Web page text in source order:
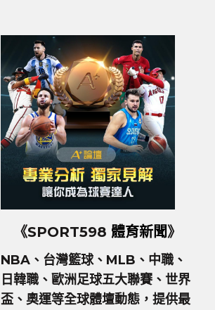
《SPORT598 體育新聞》
NBA、台灣籃球、MLB、中職、
日韓職、歐洲足球五大聯賽、世界
盃、奧運等全球體壇動態，提供最